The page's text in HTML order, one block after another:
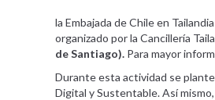
la Embajada de Chile en
organizado por la Cancillería
de Santiago). Para mayor
Durante esta actividad se
Digital y Sustentable. Así